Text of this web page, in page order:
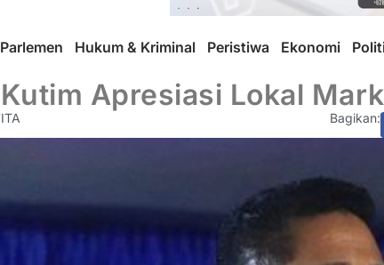
Parlemen Hukum & Kriminal Peristiwa Ekonomi
Apresiasi Lokal
Bagikan: